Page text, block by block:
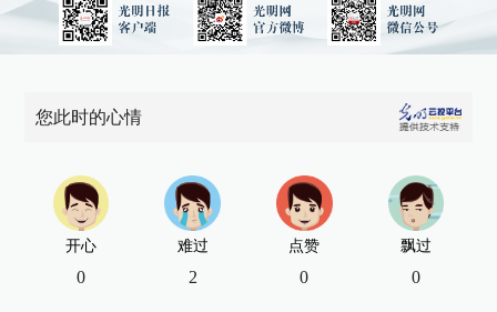
您此时的心情
开心
0
难过
2
点赞
0
飘过
0